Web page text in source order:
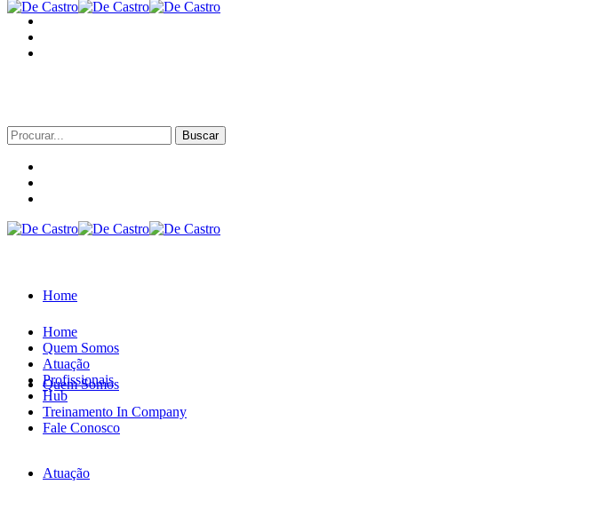
Procurar
por:
Home
Quem Somos
Atuação
Home
Quem Somos
Atuação
Profissionais
Hub
Treinamento In Company
Fale Conosco